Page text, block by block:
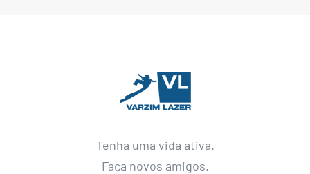
Tenha uma vida ativa.
Faça novos amigos.